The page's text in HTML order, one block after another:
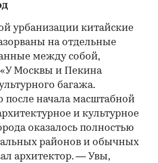
урбанизации китайские
на отдельные
между собой,
Москвы и Пекина
багажа.
после начала масштабной
и культурное
оказалось полностью
районов и обычных
архитектор. — Увы,